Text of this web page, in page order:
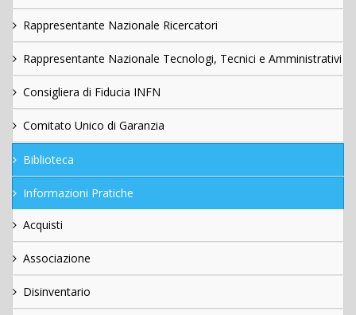
Rappresentante Nazionale Ricercatori
Rappresentante Nazionale Tecnologi, Tecnici e Amministrativi
Consigliera di Fiducia INFN
Comitato Unico di Garanzia
Biblioteca
Informazioni Pratiche
Acquisti
Associazione
Disinventario